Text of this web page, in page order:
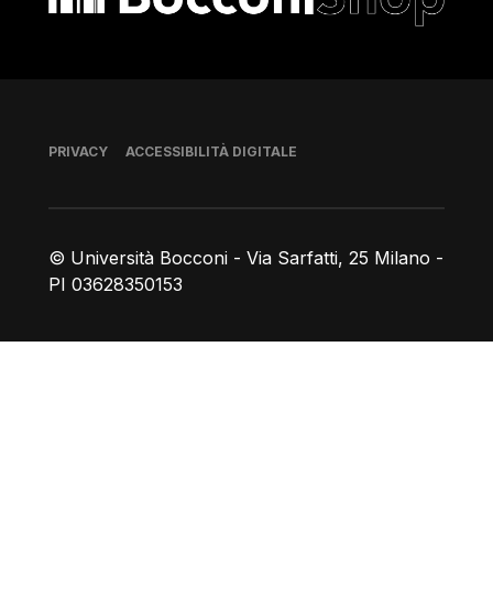
© Università Bocconi - Via Sarfatti, 25 Milano -
PI 03628350153
Piè di pagina
PRIVACY ACCESSIBILITÀ DIGITALE